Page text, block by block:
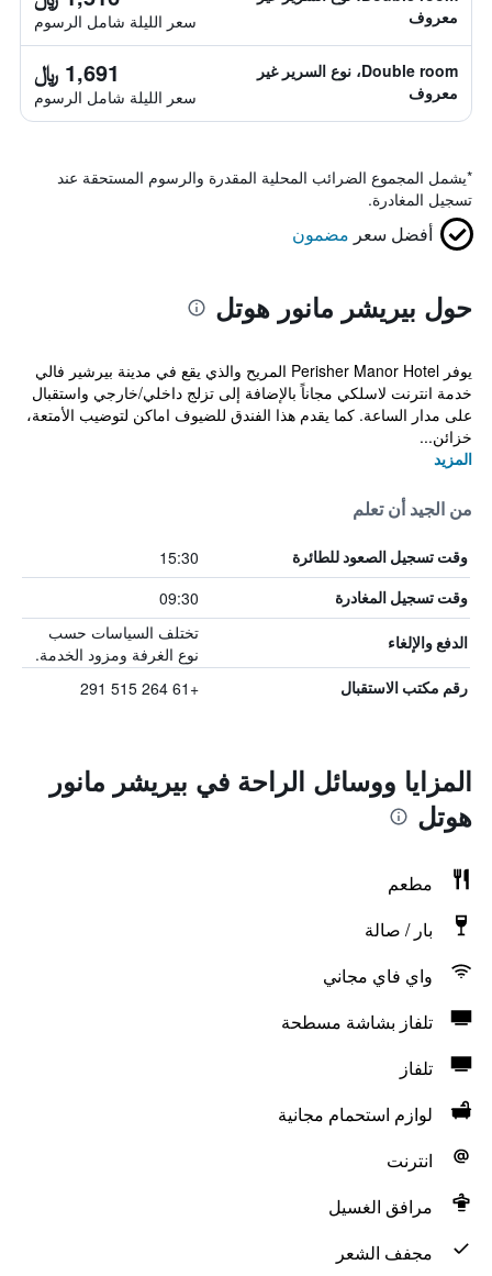
معروف
سعر الليلة شامل الرسوم
Double room، نوع السرير غير
معروف
1,691 ﷼
سعر الليلة شامل الرسوم
*يشمل المجموع الضرائب المحلية المقدرة والرسوم المستحقة عند
تسجيل المغادرة.
أفضل سعر مضمون
حول بيريشر مانور هوتل
يوفر Perisher Manor Hotel المريح والذي يقع في مدينة بيرشير فالي
خدمة انترنت لاسلكي مجاناً بالإضافة إلى تزلج داخلي/خارجي واستقبال
على مدار الساعة. كما يقدم هذا الفندق للضيوف اماكن لتوضيب الأمتعة،
خزائن...
المزيد
من الجيد أن تعلم
وقت تسجيل الصعود للطائرة 15:30
وقت تسجيل المغادرة 09:30
الدفع والإلغاء
تختلف السياسات حسب
نوع الغرفة ومزود الخدمة.
رقم مكتب الاستقبال +61 264 515 291
المزايا ووسائل الراحة في بيريشر مانور
هوتل
مطعم
بار / صالة
واي فاي مجاني
تلفاز بشاشة مسطحة
تلفاز
لوازم استحمام مجانية
انترنت
مرافق الغسيل
مجفف الشعر